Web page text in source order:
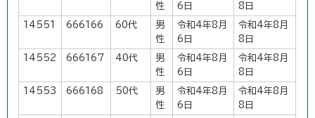
性
6日
8日
14551 666166 60代
男
性
令和4年8月
6日
令和4年8月
8日
14552 666167 40代
男
性
令和4年8月
6日
令和4年8月
8日
14553 666168 50代
男
性
令和4年8月
6日
令和4年8月
8日